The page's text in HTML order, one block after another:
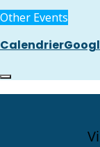
Other Events
Calendrier